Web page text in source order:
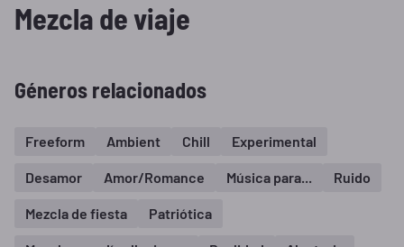
Mezcla de viaje
Géneros relacionados
Freeform Ambient Chill Experimental
Desamor Amor/Romance Música para... Ruido
Mezcla de fiesta Patriótica